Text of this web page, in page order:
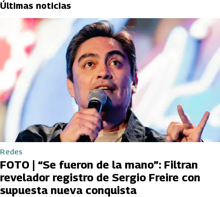
Últimas noticias
Redes
FOTO | “Se fueron de la mano”: Filtran
revelador registro de Sergio Freire con
supuesta nueva conquista